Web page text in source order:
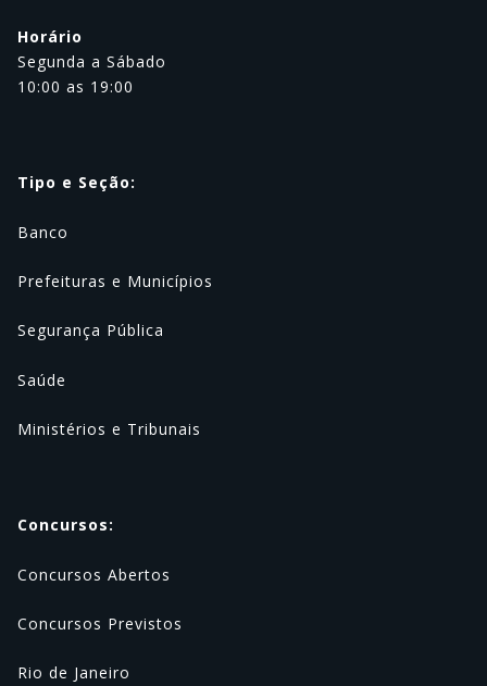
Horário
Segunda a Sábado
10:00 as 19:00
Tipo e Seção:
Banco
Prefeituras e Municípios
Segurança Pública
Saúde
Ministérios e Tribunais
Concursos:
Concursos Abertos
Concursos Previstos
Rio de Janeiro